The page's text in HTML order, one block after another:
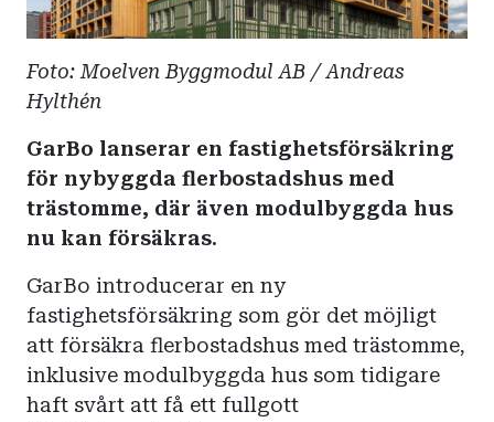
Foto: Moelven Byggmodul AB / Andreas
Hylthén
GarBo lanserar en fastighetsförsäkring
för nybyggda flerbostadshus med
trästomme, där även modulbyggda hus
nu kan försäkras.
GarBo introducerar en ny
fastighetsförsäkring som gör det möjligt
att försäkra flerbostadshus med trästomme,
inklusive modulbyggda hus som tidigare
haft svårt att få ett fullgott